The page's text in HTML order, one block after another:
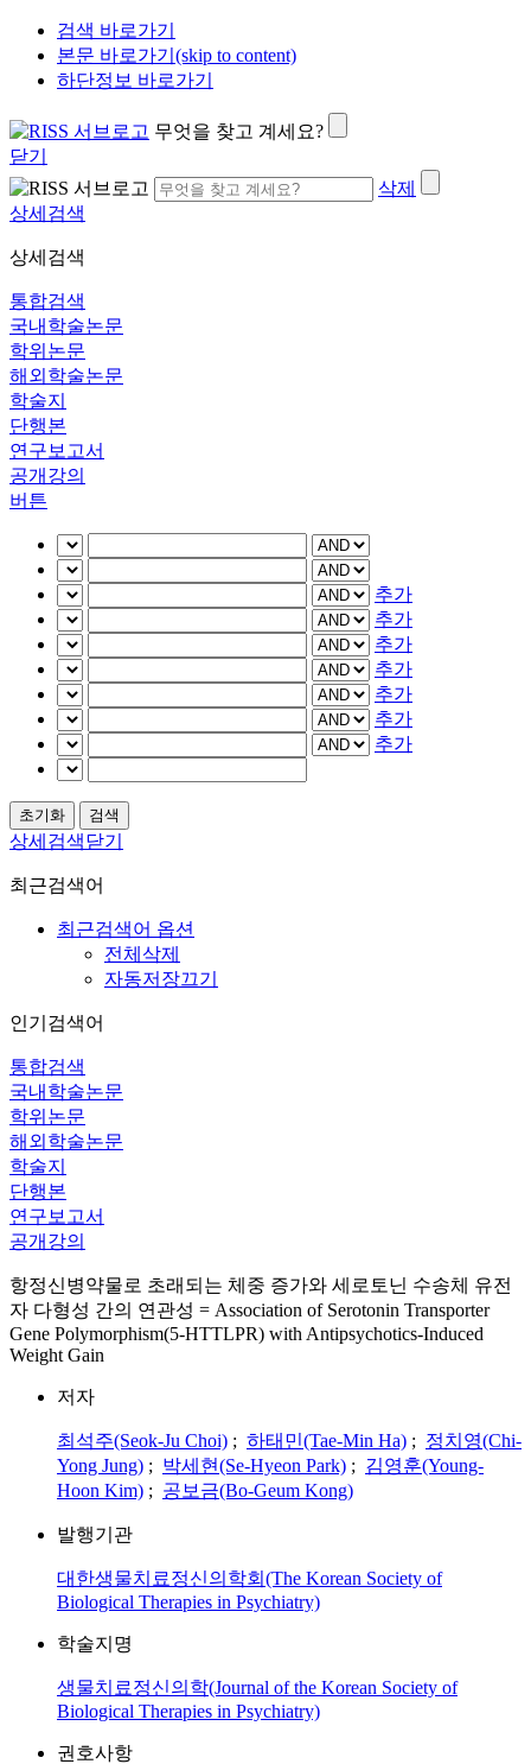
검색 바로가기
본문 바로가기(skip to content)
하단정보 바로가기
무엇을 찾고 계세요?
닫기
삭제
상세검색
상세검색
통합검색
국내학술논문
학위논문
해외학술논문
학술지
단행본
연구보고서
공개강의
버튼
추가
추가
추가
추가
추가
추가
추가
상세검색닫기
최근검색어
최근검색어 옵션
전체삭제
자동저장끄기
인기검색어
통합검색
국내학술논문
학위논문
해외학술논문
학술지
단행본
연구보고서
공개강의
항정신병약물로 초래되는 체중 증가와 세로토닌 수송체 유전
자 다형성 간의 연관성 = Association of Serotonin Transporter
Gene Polymorphism(5-HTTLPR) with Antipsychotics-Induced
Weight Gain
저자
최석주(Seok-Ju Choi) ; 하태민(Tae-Min Ha) ; 정치영(Chi-
Yong Jung) ; 박세현(Se-Hyeon Park) ; 김영훈(Young-
Hoon Kim) ; 공보금(Bo-Geum Kong)
발행기관
대한생물치료정신의학회(The Korean Society of
Biological Therapies in Psychiatry)
학술지명
생물치료정신의학(Journal of the Korean Society of
Biological Therapies in Psychiatry)
권호사항